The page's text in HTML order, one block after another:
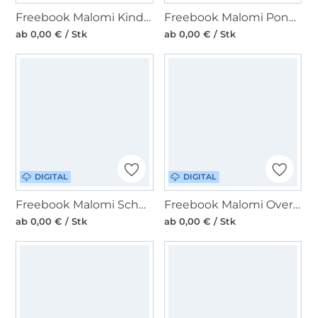
Freebook Malomi Kinderoverall FLO
ab 0,00 € / Stk
Freebook Malomi Poncho Luka
ab 0,00 € / Stk
DIGITAL
Freebook Malomi Schnuffeltuch Hase
ab 0,00 € / Stk
DIGITAL
Freebook Malomi Oversize Hoodie Kim
ab 0,00 € / Stk